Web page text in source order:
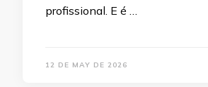
profissional. E é …
12 DE MAY DE 2026